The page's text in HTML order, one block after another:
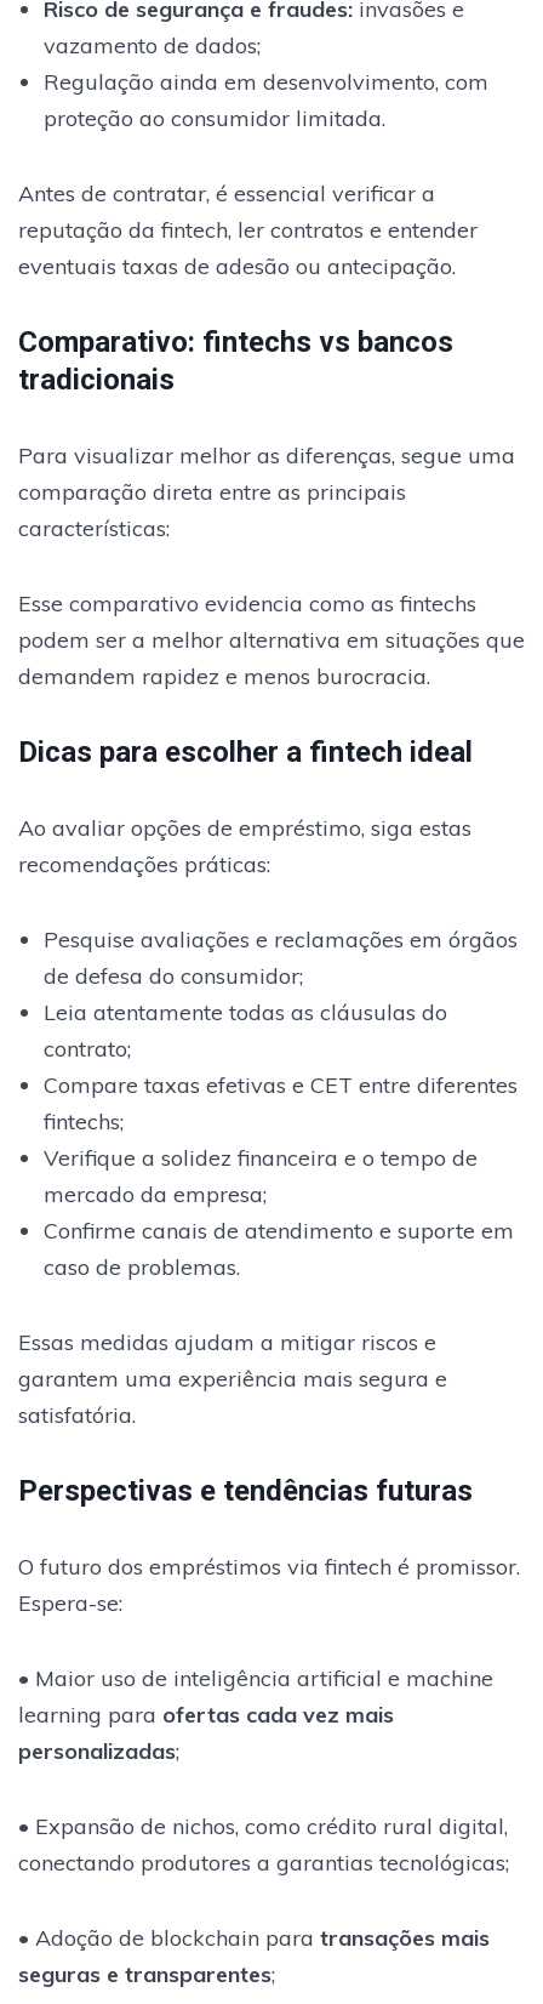
Risco de segurança e fraudes:invasões e
vazamento de dados;
Regulação ainda em desenvolvimento, com
proteção ao consumidor limitada.
Antes de contratar, é essencial verificar a
reputação da fintech, ler contratos e entender
eventuais taxas de adesão ou antecipação.
Comparativo: fintechs vs bancos
tradicionais
Para visualizar melhor as diferenças, segue uma
comparação direta entre as principais
características:
Esse comparativo evidencia como as fintechs
podem ser a melhor alternativa em situações que
demandem rapidez e menos burocracia.
Dicas para escolher a fintech ideal
Ao avaliar opções de empréstimo, siga estas
recomendações práticas:
Pesquise avaliações e reclamações em órgãos
de defesa do consumidor;
Leia atentamente todas as cláusulas do
contrato;
Compare taxas efetivas e CET entre diferentes
fintechs;
Verifique a solidez financeira e o tempo de
mercado da empresa;
Confirme canais de atendimento e suporte em
caso de problemas.
Essas medidas ajudam a mitigar riscos e
garantem uma experiência mais segura e
satisfatória.
Perspectivas e tendências futuras
O futuro dos empréstimos via fintech é promissor.
Espera-se:
• Maior uso de inteligência artificial e machine
learning para ofertas cada vez mais
personalizadas;
• Expansão de nichos, como crédito rural digital,
conectando produtores a garantias tecnológicas;
• Adoção de blockchain para transações mais
seguras e transparentes;